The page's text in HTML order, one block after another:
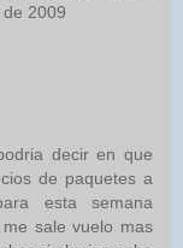
2009
decir en que
de paquetes a
esta semana
sale vuelo mas